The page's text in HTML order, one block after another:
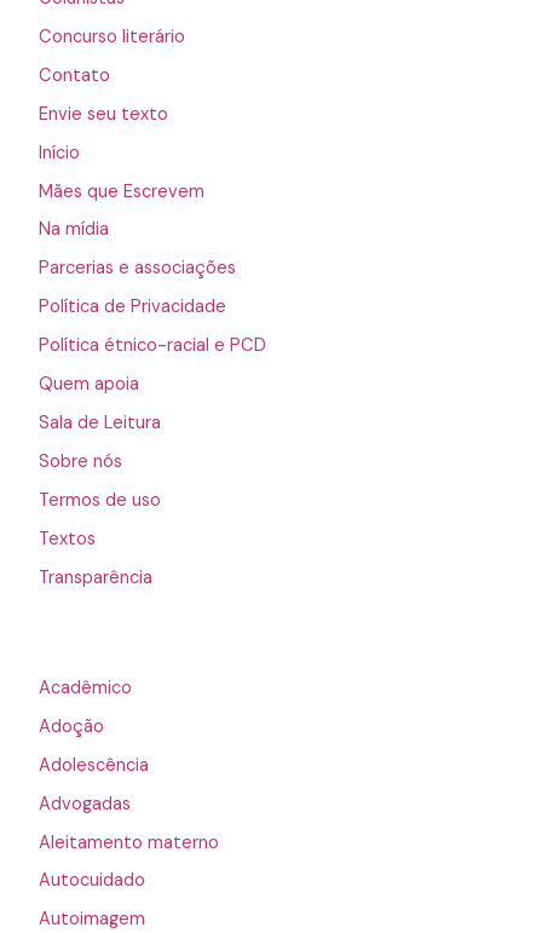
Concurso literário
Contato
Envie seu texto
Início
Mães que Escrevem
Na mídia
Parcerias e associações
Política de Privacidade
Política étnico-racial e PCD
Quem apoia
Sala de Leitura
Sobre nós
Termos de uso
Textos
Transparência
Acadêmico
Adoção
Adolescência
Advogadas
Aleitamento materno
Autocuidado
Autoimagem